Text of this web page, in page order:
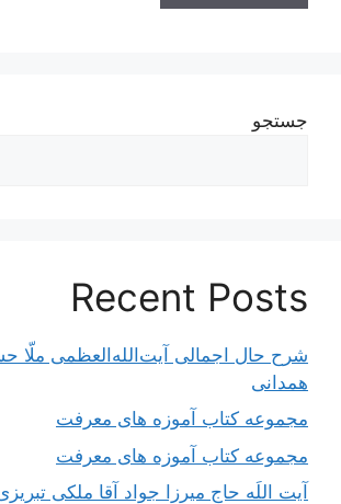
جستجو
Recent Posts
شرح حال اجمالی آیت‌الله‌العظمی ملّا
همدانی
مجموعه کتاب آموزه های معرفت
مجموعه کتاب آموزه های معرفت
آیت اللَه حاج میرزا جواد آقا ملکی